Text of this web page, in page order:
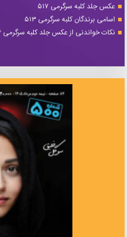
عکس جلد کلبه سرگرمی ۵۱۷
اسامی برندگان کلبه سرگرمی ۵۱۳
نکات خواندنی از عکس جلد کلبه سرگرمی ۵۱۶